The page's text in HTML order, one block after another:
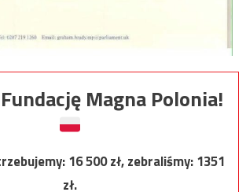
Magna Polonia!
16 500zł, zebraliśmy:1351
zł.